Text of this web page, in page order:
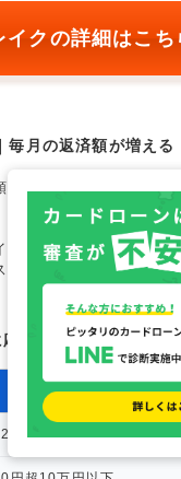
イクの詳細はこち
毎月の返済額が増える
して追加借入すると、
フプラス（カード型）で
の場合、借入残高別の返
じた返済額
借入残高
2,000円以下